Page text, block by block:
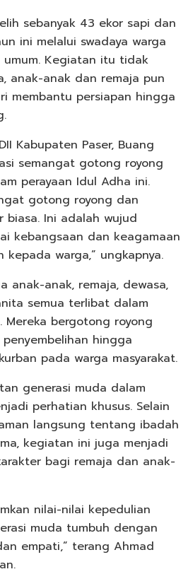
sebanyak 43 ekor sapi dan
ini melalui swadaya warga
umum. Kegiatan itu tidak
anak-anak dan remaja pun
membantu persiapan hingga
Kabupaten Paser, Buang
semangat gotong royong
perayaan Idul Adha ini.
gotong royong dan
biasa. Ini adalah wujud
kebangsaan dan keagamaan
kepada warga,” ungkapnya.
anak-anak, remaja, dewasa,
semua terlibat dalam
Mereka bergotong royong
hingga
pada warga masyarakat.
generasi muda dalam
perhatian khusus. Selain
langsung tentang ibadah
kegiatan ini juga menjadi
bagi remaja dan anak-
nilai-nilai kepedulian
muda tumbuh dengan
empati,” terang Ahmad